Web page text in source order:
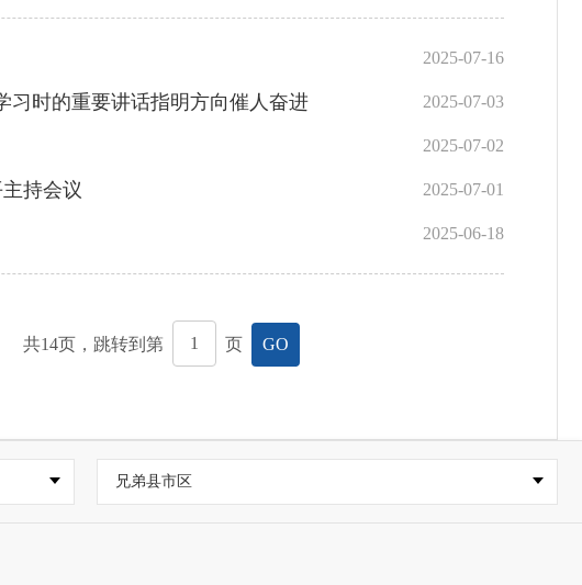
2025-07-16
时的重要讲话指明方向催人奋进 2025-07-03
2025-07-02
持会议 2025-07-01
2025-06-18
共14页，跳转到第 页 GO
兄弟县市区